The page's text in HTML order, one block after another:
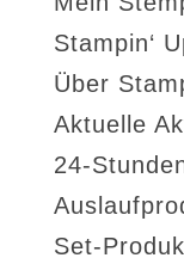
Stampin‘
Über
Aktuelle
24-
Set-